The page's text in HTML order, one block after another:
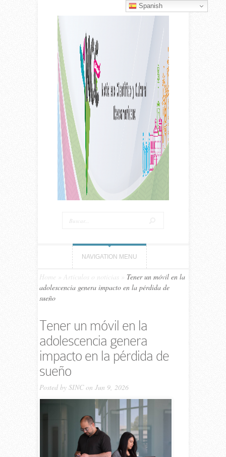
NAVIGATION MENU
Home Artículos o noticias
Tener un móvil en la
adolescencia genera impacto en la pérdida de
sueño
Tener un móvil en la
adolescencia genera
impacto en la pérdida de
sueño
Posted by SINCon Jun 9, 2026
Spanish